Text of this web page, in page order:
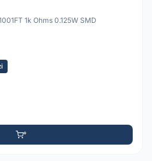
1k Ohms 0.125W SMD